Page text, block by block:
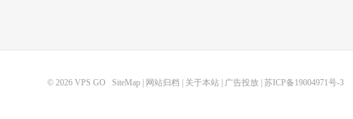
© 2026 VPS GO SiteMap| 网站归档 关于本站| 广告投放| 苏ICP备19004971号-3